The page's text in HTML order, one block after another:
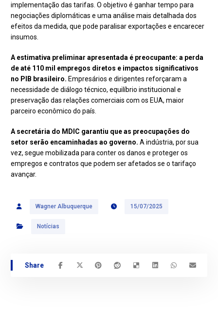
implementação das tarifas. O objetivo é ganhar tempo para
negociações diplomáticas e uma análise mais detalhada dos
efeitos da medida, que pode paralisar exportações e encarecer
insumos.
A estimativa preliminar apresentada é preocupante: a perda
de até 110 mil empregos diretos e impactos significativos
no PIB brasileiro. Empresários e dirigentes reforçaram a
necessidade de diálogo técnico, equilíbrio institucional e
preservação das relações comerciais com os EUA, maior
parceiro econômico do país.
A secretária do MDIC garantiu que as preocupações do
setor serão encaminhadas ao governo. A indústria, por sua
vez, segue mobilizada para conter os danos e proteger os
empregos e contratos que podem ser afetados se o tarifaço
avançar.
Wagner Albuquerque 15/07/2025
Notícias